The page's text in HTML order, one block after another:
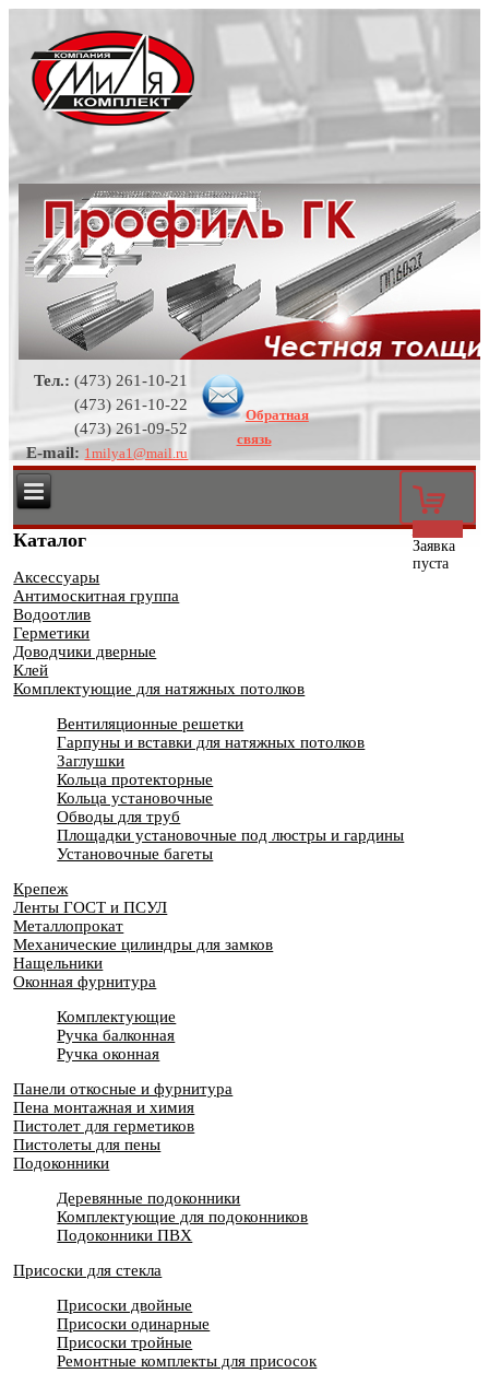
Тел.: (473) 261-10-21
(473) 261-10-22
(473) 261-09-52
E-mail: 1milya1@mail.ru
Обратная
связь
0
Заявка
пуста
Каталог
Аксессуары
Антимоскитная группа
Водоотлив
Герметики
Доводчики дверные
Клей
Комплектующие для натяжных потолков
Вентиляционные решетки
Гарпуны и вставки для натяжных потолков
Заглушки
Кольца протекторные
Кольца установочные
Обводы для труб
Площадки установочные под люстры и гардины
Установочные багеты
Крепеж
Ленты ГОСТ и ПСУЛ
Металлопрокат
Механические цилиндры для замков
Нащельники
Оконная фурнитура
Комплектующие
Ручка балконная
Ручка оконная
Панели откосные и фурнитура
Пена монтажная и химия
Пистолет для герметиков
Пистолеты для пены
Подоконники
Деревянные подоконники
Комплектующие для подоконников
Подоконники ПВХ
Присоски для стекла
Присоски двойные
Присоски одинарные
Присоски тройные
Ремонтные комплекты для присосок